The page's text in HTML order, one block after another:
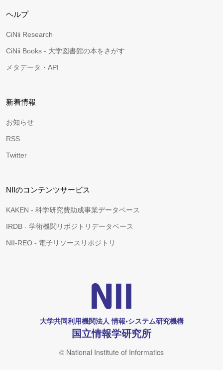
ヘルプ
CiNii Research
CiNii Books - 大学図書館の本をさがす
メタデータ・API
新着情報
お知らせ
RSS
Twitter
NIIのコンテンツサービス
KAKEN - 科学研究費助成事業データベース
IRDB - 学術機関リポジトリデータベース
NII-REO - 電子リソースリポジトリ
大学共同利用機関法人 情報•システム研究機構
国立情報学研究所
© National Institute of Informatics